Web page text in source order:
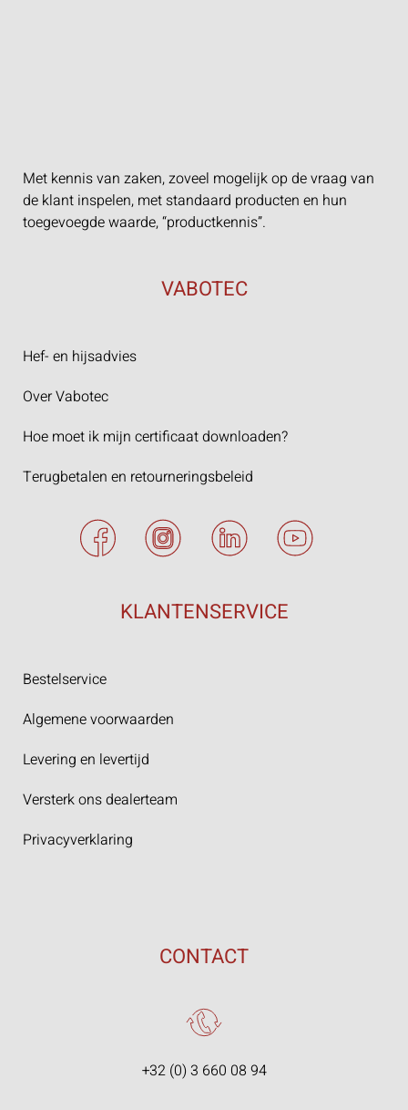
Met kennis van zaken, zoveel mogelijk op de vraag van
de klant inspelen, met standaard producten en hun
toegevoegde waarde, “productkennis”.
VABOTEC
Hef- en hijsadvies
Over Vabotec
Hoe moet ik mijn certificaat downloaden?
Terugbetalen en retourneringsbeleid
KLANTENSERVICE
Bestelservice
Algemene voorwaarden
Levering en levertijd
Versterk ons dealerteam
Privacyverklaring
CONTACT
+32 (0) 3 660 08 94